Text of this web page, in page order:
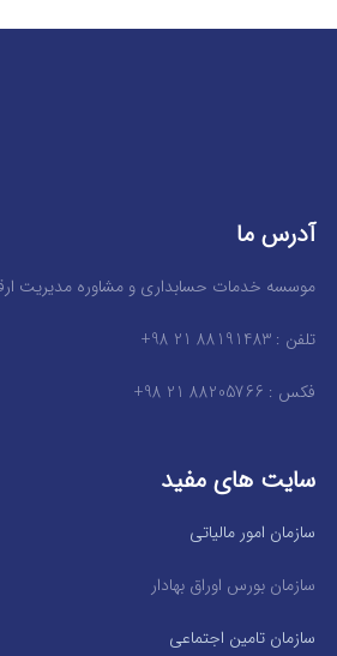
آدرس ما
موسسه خدمات حسابداری و مشاوره مدیریت
تلفن : 88191483 21 98+
فکس : 88205766 21 98+
سایت های مفید
سازمان امور مالیاتی
سازمان بورس اوراق بهادار
سازمان تامین اجتماعی